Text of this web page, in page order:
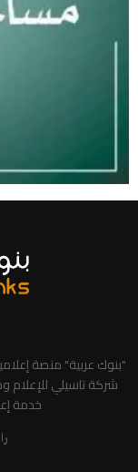
"بنوك عربية" منصة
شركة تاسيلي للإعلام
خدمة